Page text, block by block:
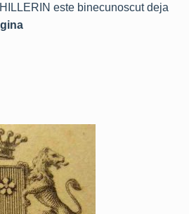
este binecunoscut deja